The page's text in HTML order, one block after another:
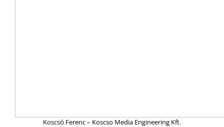
Koscsó Ferenc – Koscso Media Engineering Kft.